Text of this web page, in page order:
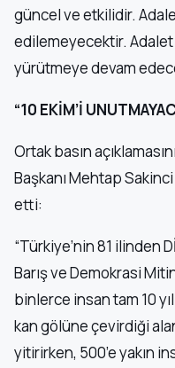
güncel ve etkilidir.
edilemeyecektir.
yürütmeye devam
“10 EKİM’İ
Ortak basın
Başkanı Mehtap
etti:
“Türkiye’nin 81 ilinden
Barış ve Demokrasi
binlerce insan tam 10
kan gölüne çevirdiği
yitirirken, 500’e yakın